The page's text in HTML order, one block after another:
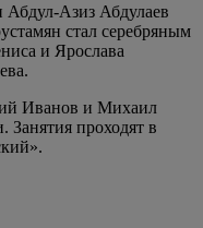
Абдул-Азиз Абдулаев
стал серебряным
и Ярослава
Иванов и Михаил
проходят в